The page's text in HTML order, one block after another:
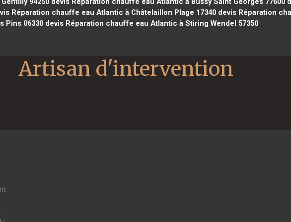
Réparation chauffe eau Atlantic à Châtelaillon Plage 17340devis Réparation
Pins 06330devis Réparation chauffe eau Atlantic à Stiring Wendel 57350
Artisan d'intervention